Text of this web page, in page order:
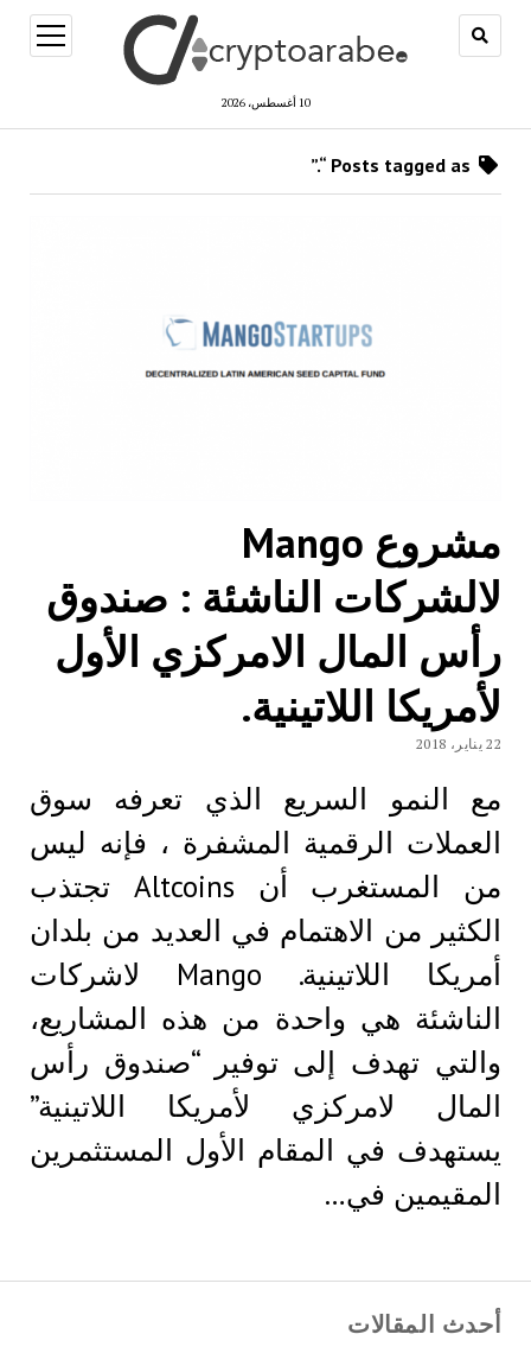
10 أغسطس، 2026
open
menu
أحدث المقالات
مشروع Mango
لالشركات الناشئة : صندوق
رأس المال الامركزي الأول
لأمريكا اللاتينية.
22 يناير، 2018
مع النمو السريع الذي تعرفه سوق
العملات الرقمية المشفرة ، فإنه ليس
من المستغرب أن Altcoins تجتذب
الكثير من الاهتمام في العديد من بلدان
أمريكا اللاتينية. Mango لاشركات
الناشئة هي واحدة من هذه المشاريع،
والتي تهدف إلى توفير “صندوق رأس
المال لامركزي لأمريكا اللاتينية”
يستهدف في المقام الأول المستثمرين
المقيمين في…